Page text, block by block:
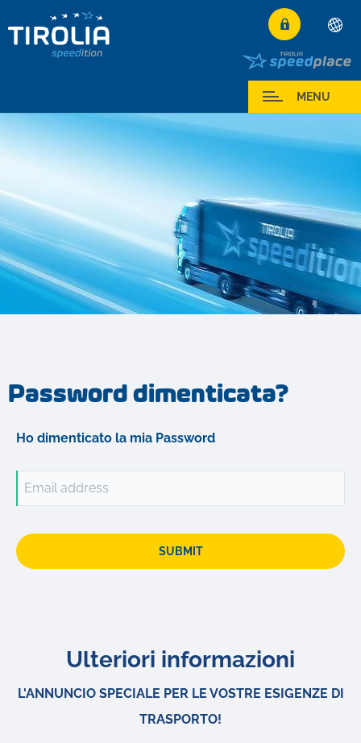
Deutsch
English
Français
Italiano
Polski
Česky
Magyar
Hrvatski
Română
MENU
Password dimenticata?
Ho dimenticato la mia Password
Email address
SUBMIT
Ulteriori informazioni
L'ANNUNCIO SPECIALE PER LE VOSTRE ESIGENZE DI
TRASPORTO!